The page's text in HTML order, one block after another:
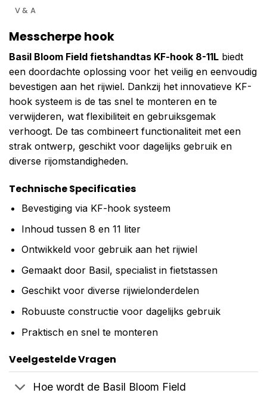
V & A
Messcherpe hook
Basil Bloom Field fietshandtas KF-hook 8-11L biedt
een doordachte oplossing voor het veilig en eenvoudig
bevestigen aan het rijwiel. Dankzij het innovatieve KF-
hook systeem is de tas snel te monteren en te
verwijderen, wat flexibiliteit en gebruiksgemak
verhoogt. De tas combineert functionaliteit met een
strak ontwerp, geschikt voor dagelijks gebruik en
diverse rijomstandigheden.
Technische Specificaties
Bevestiging via KF-hook systeem
Inhoud tussen 8 en 11 liter
Ontwikkeld voor gebruik aan het rijwiel
Gemaakt door Basil, specialist in fietstassen
Geschikt voor diverse rijwielonderdelen
Robuuste constructie voor dagelijks gebruik
Praktisch en snel te monteren
Veelgestelde Vragen
Hoe wordt de Basil Bloom Field